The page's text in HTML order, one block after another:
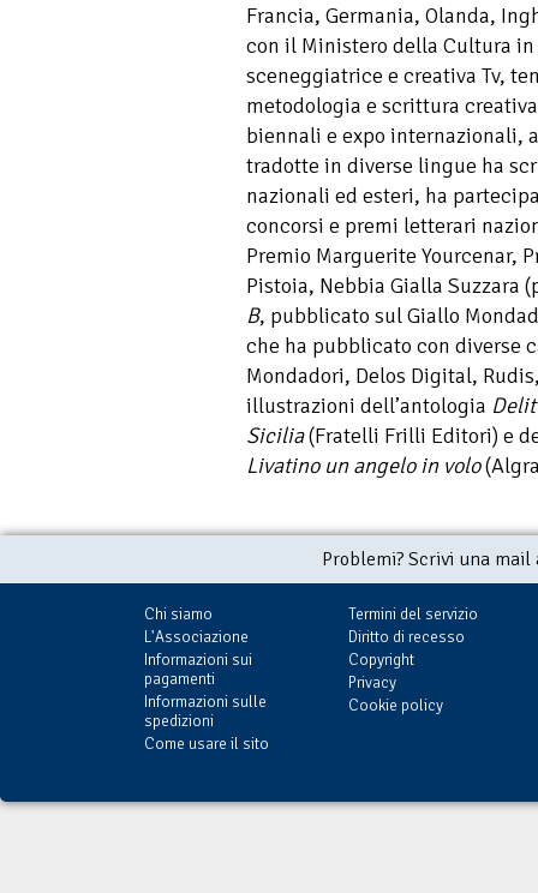
Francia, Germania, Olanda,
con il Ministero della Cultura
sceneggiatrice e creativa Tv,
metodologia e scrittura
biennali e expo internazionali,
tradotte in diverse lingue ha
nazionali ed esteri, ha
concorsi e premi letterari
Premio Marguerite Yourcenar,
Pistoia, Nebbia Gialla Suzzara
B, pubblicato sul Giallo
che ha pubblicato con diverse
Mondadori, Delos Digital,
illustrazioni dell’antologia
Sicilia(Fratelli Frilli Editori) e
Livatino un angelo in volo
Problemi? Scrivi una
Chi siamo
L'Associazione
Informazioni sui
pagamenti
Informazioni sulle
spedizioni
Come usare il sito
Termini del servizio
Diritto di recesso
Copyright
Privacy
Cookie policy